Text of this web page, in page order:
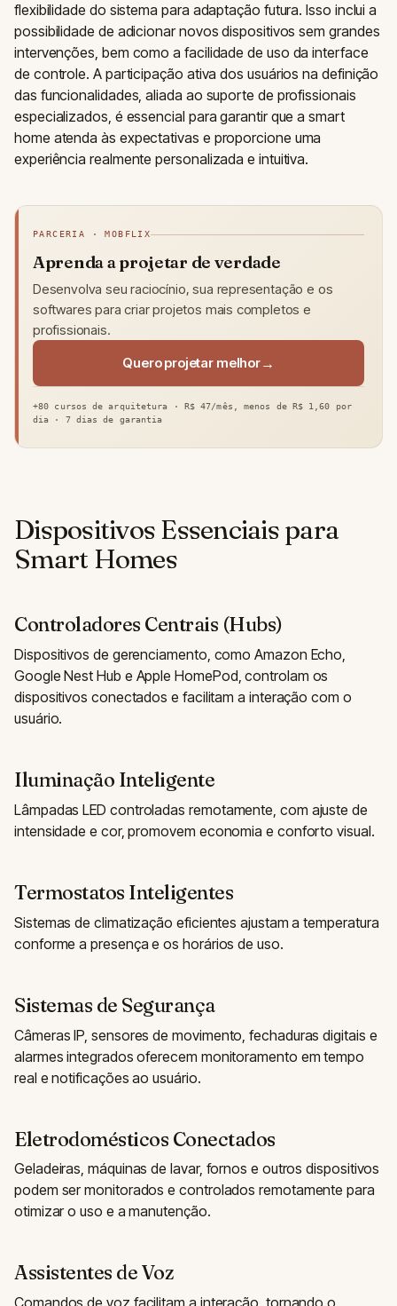
flexibilidade do sistema para adaptação futura. Isso inclui a
possibilidade de adicionar novos dispositivos sem grandes
intervenções, bem como a facilidade de uso da interface
de controle. A participação ativa dos usuários na definição
das funcionalidades, aliada ao suporte de profissionais
especializados, é essencial para garantir que a smart
home atenda às expectativas e proporcione uma
experiência realmente personalizada e intuitiva.
PARCERIA · MOBFLIX
Aprenda a projetar de verdade
Desenvolva seu raciocínio, sua representação e os
softwares para criar projetos mais completos e
profissionais.
Quero projetar melhor
+80 cursos de arquitetura · R$ 47/mês, menos de R$ 1,60 por
dia · 7 dias de garantia
Dispositivos Essenciais para
Smart Homes
Controladores Centrais (Hubs)
Dispositivos de gerenciamento, como Amazon Echo,
Google Nest Hub e Apple HomePod, controlam os
dispositivos conectados e facilitam a interação com o
usuário.
Iluminação Inteligente
Lâmpadas LED controladas remotamente, com ajuste de
intensidade e cor, promovem economia e conforto visual.
Termostatos Inteligentes
Sistemas de climatização eficientes ajustam a temperatura
conforme a presença e os horários de uso.
Sistemas de Segurança
Câmeras IP, sensores de movimento, fechaduras digitais e
alarmes integrados oferecem monitoramento em tempo
real e notificações ao usuário.
Eletrodomésticos Conectados
Geladeiras, máquinas de lavar, fornos e outros dispositivos
podem ser monitorados e controlados remotamente para
otimizar o uso e a manutenção.
Assistentes de Voz